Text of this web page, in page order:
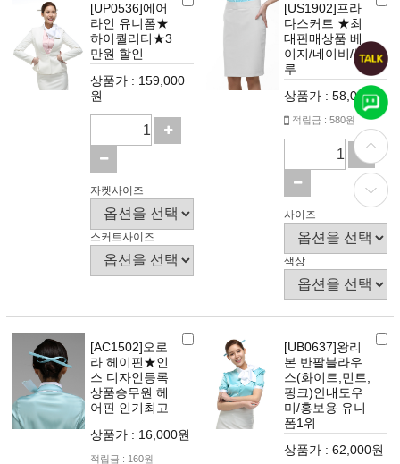
[UP0536]에어
라인 유니폼★
하이퀄리티★3
만원 할인
상품가 : 159,000
원
자켓사이즈
스커트사이즈
[US1902]프라
다스커트 ★최
대판매상품 베
이지/네이비/블
루
상품가 : 58,000원
적립금 : 580원
사이즈
색상
[AC1502]오로
라 헤이핀★인
스 디자인등록
상품승무원 헤
어핀 인기최고
상품가 : 16,000원
적립금 : 160원
[UB0637]왕리
본 반팔블라우
스(화이트,민트,
핑크)안내도우
미/홍보용 유니
폼1위
상품가 : 62,000원